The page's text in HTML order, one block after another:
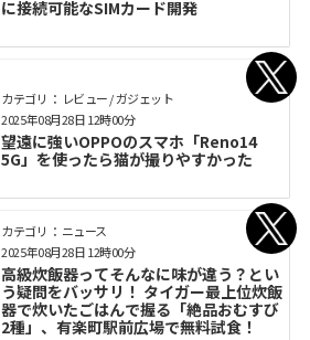
に接続可能なSIMカード開発
カテゴリ： レビュー / ガジェット
望遠に強いOPPOのスマホ「Reno14
5G」を使ったら猫が撮りやすかった
2025年08月28日 12時00分
カテゴリ： ニュース
高級炊飯器ってそんなに味が違う？とい
う疑問をバッサリ！ タイガー最上位炊飯
器で炊いたごはんで握る「絶品おむすび
2種」、有楽町駅前広場で無料試食！
2025年08月28日 12時00分